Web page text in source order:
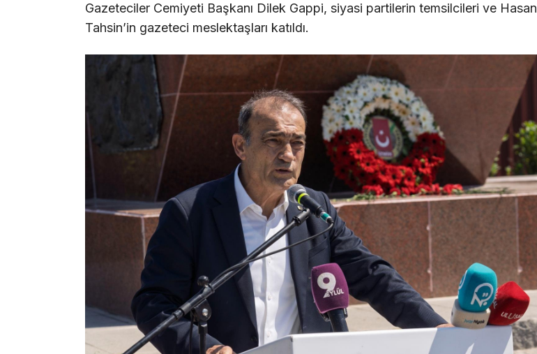
Gazeteciler Cemiyeti Başkanı Dilek Gappi, siyasi partilerin temsilcileri ve Hasan
Tahsin’in gazeteci meslektaşları katıldı.